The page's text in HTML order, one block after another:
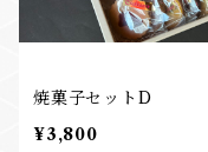
焼菓子セットD
¥3,800